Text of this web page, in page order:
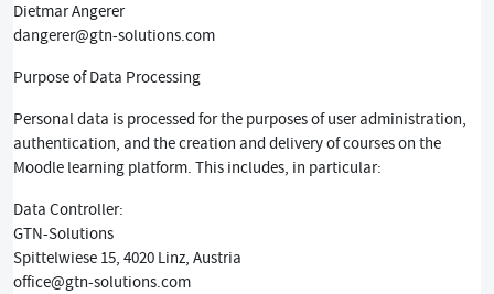
Dietmar Angerer
dangerer@gtn-solutions.com
Purpose of Data Processing
Personal data is processed for the purposes of user administration,
authentication, and the creation and delivery of courses on the
Moodle learning platform. This includes, in particular:
Data Controller:
GTN-Solutions
Spittelwiese 15, 4020 Linz, Austria
office@gtn-solutions.com